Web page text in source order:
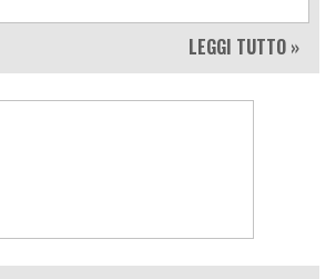
LEGGI TUTTO »